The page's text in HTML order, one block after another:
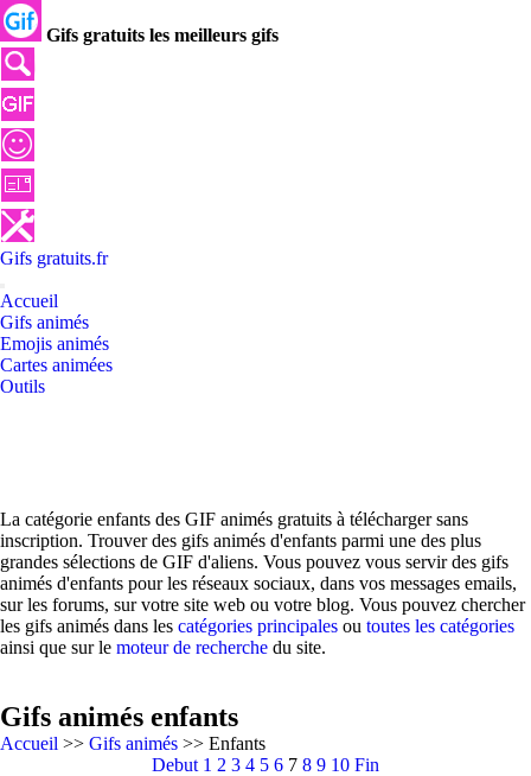
Gifs gratuits les meilleurs gifs
Gifs gratuits.fr
Accueil
Gifs animés
Emojis animés
Cartes animées
Outils
La catégorie enfants des GIF animés gratuits à télécharger sans
inscription. Trouver des gifs animés d'enfants parmi une des plus
grandes sélections de GIF d'aliens. Vous pouvez vous servir des gifs
animés d'enfants pour les réseaux sociaux, dans vos messages emails,
sur les forums, sur votre site web ou votre blog. Vous pouvez chercher
les gifs animés dans les catégories principales ou toutes les catégories
ainsi que sur le moteur de recherche du site.
Gifs animés enfants
Accueil >> Gifs animés >> Enfants
Debut 1 2 3 4 5 6 7 8 9 10 Fin